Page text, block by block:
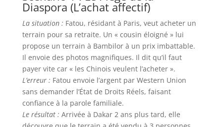
Diaspora (L’achat affectif)
La situation : Fatou, résidant à Paris, veut acheter un
terrain pour sa retraite. Un « cousin éloigné » lui
propose un terrain à Bambilor à un prix imbattable.
Il envoie des photos magnifiques. Il dit qu’il faut
payer vite car « les Chinois veulent l’acheter ».
L’erreur : Fatou envoie l’argent par Western Union
sans demander l’État de Droits Réels, faisant
confiance à la parole familiale.
Le résultat : Arrivée à Dakar 2 ans plus tard, elle